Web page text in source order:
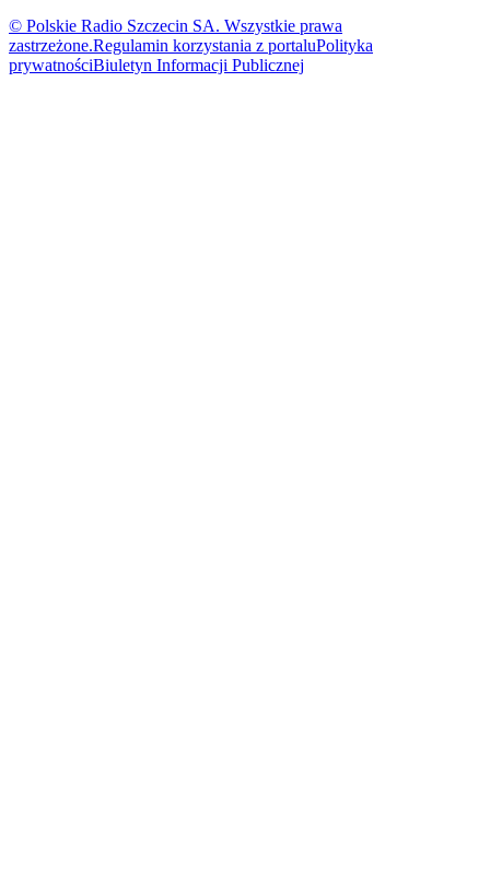
© Polskie Radio Szczecin SA. Wszystkie prawa
zastrzeżone.Regulamin korzystania z portaluPolityka
prywatnościBiuletyn Informacji Publicznej